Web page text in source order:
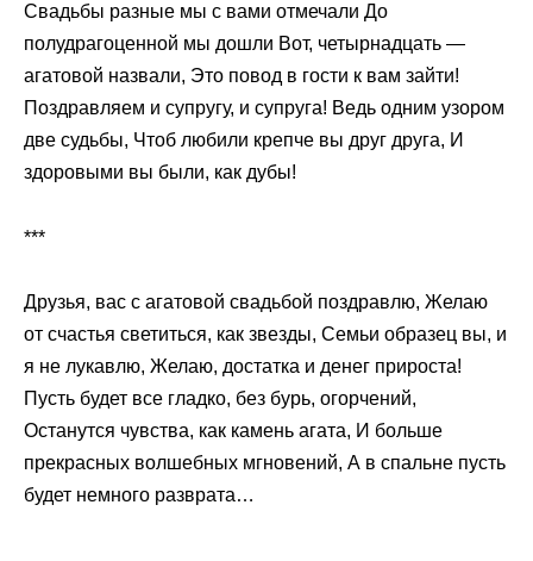
Свадьбы разные мы с вами отмечали До
полудрагоценной мы дошли Вот, четырнадцать —
агатовой назвали, Это повод в гости к вам зайти!
Поздравляем и супругу, и супруга! Ведь одним узором
две судьбы, Чтоб любили крепче вы друг друга, И
здоровыми вы были, как дубы!
***
Друзья, вас с агатовой свадьбой поздравлю, Желаю
от счастья светиться, как звезды, Семьи образец вы, и
я не лукавлю, Желаю, достатка и денег прироста!
Пусть будет все гладко, без бурь, огорчений,
Останутся чувства, как камень агата, И больше
прекрасных волшебных мгновений, А в спальне пусть
будет немного разврата…